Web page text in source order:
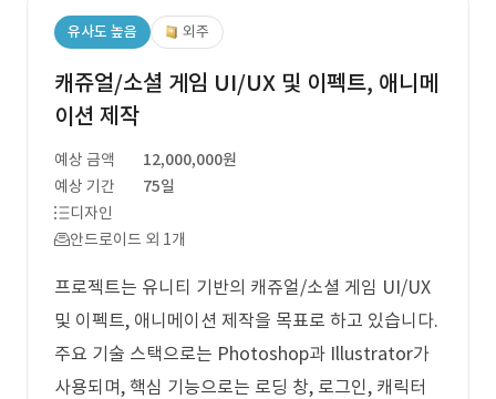
유사도 높음 외주
캐쥬얼/소셜 게임 UI/UX 및 이펙트, 애니메
이션 제작
예상 금액
12,000,000원
예상 기간
75일
디자인
안드로이드 외 1개
프로젝트는 유니티 기반의 캐쥬얼/소셜 게임 UI/UX
및 이펙트, 애니메이션 제작을 목표로 하고 있습니다.
주요 기술 스택으로는 Photoshop과 Illustrator가
사용되며, 핵심 기능으로는 로딩 창, 로그인, 캐릭터